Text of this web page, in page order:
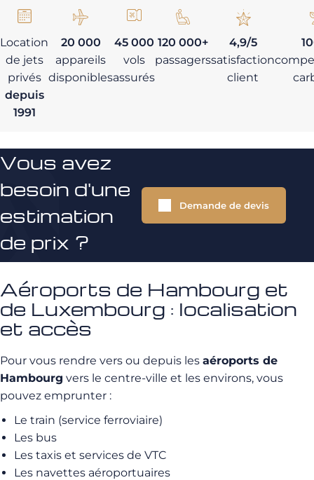
Location
de jets
privés
depuis
1991
20 000
appareils
disponibles
45 000
vols
assurés
120 000+
passagers
4,9/5
satisfaction
client
Vous avez
besoin d'une
estimation
de prix ?
Demande de devis
Aéroports de Hambourg et
de Luxembourg : localisation
et accès
Pour vous rendre vers ou depuis les aéroports de
Hambourg vers le centre-ville et les environs, vous
pouvez emprunter :
Le train (service ferroviaire)
Les bus
Les taxis et services de VTC
Les navettes aéroportuaires